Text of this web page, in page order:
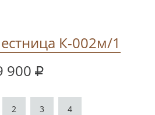
К-002м/1
900
2 3 4